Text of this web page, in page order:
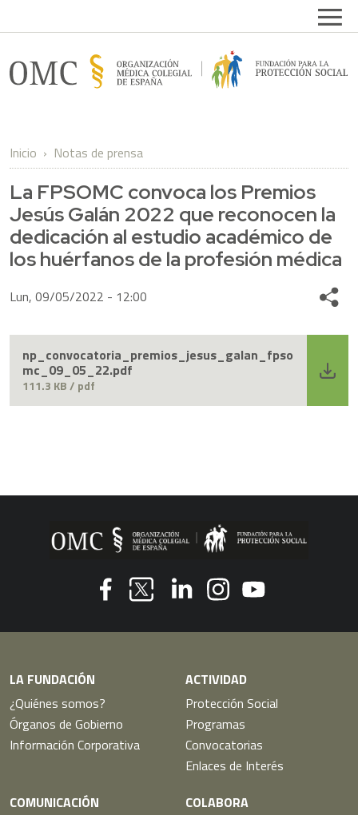
Inicio Notas de prensa
La FPSOMC convoca los Premios
Jesús Galán 2022 que reconocen la
dedicación al estudio académico de
los huérfanos de la profesión médica
Lun, 09/05/2022 - 12:00 Share
np_convocatoria_premios_jesus_galan_fpso
mc_09_05_22.pdf
111.3 KB / pdf
LA FUNDACIÓN
¿Quiénes somos?
Órganos de Gobierno
Información Corporativa
ACTIVIDAD
Protección Social
Programas
Convocatorias
Enlaces de Interés
COMUNICACIÓN
COLABORA